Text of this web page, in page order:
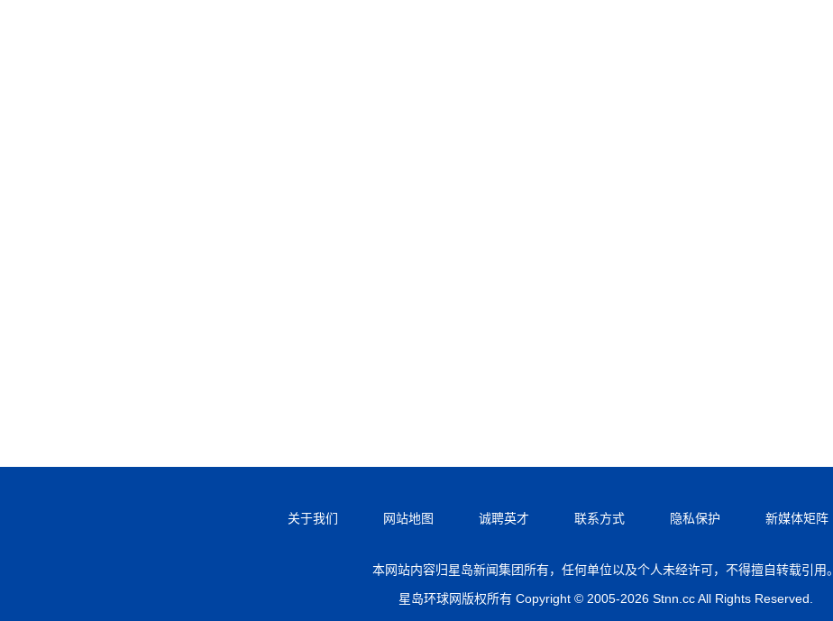
关于我们 网站地图 诚聘英才 联系方式 隐私保护 新媒体矩阵
本网站内容归星岛新闻集团所有，任何单位以及个人未经许可，不得擅自转载引用。
星岛环球网版权所有 Copyright © 2005-2026 Stnn.cc All Rights Reserved.